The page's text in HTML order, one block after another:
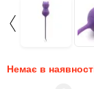
Немає в